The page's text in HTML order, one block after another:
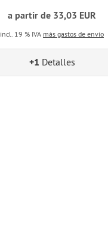
a partir de 33,03 EUR
incl. 19 % IVA más gastos de envío
+1 Detalles